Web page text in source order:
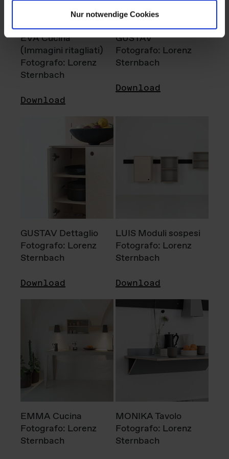
Nur notwendige Cookies
EVA Cucina
(Immagini ritagliati)
Fotografo: Lorenz
Sternbach
Download
GUSTAV
Fotografo: Lorenz
Sternbach
Download
GUSTAV Dettaglio
Fotografo: Lorenz
Sternbach
Download
LUIS Moduli sospesi
Fotografo: Lorenz
Sternbach
Download
EMMA Cucina
Fotografo: Lorenz
Sternbach
MONIKA Tavolo
Fotografo: Lorenz
Sternbach